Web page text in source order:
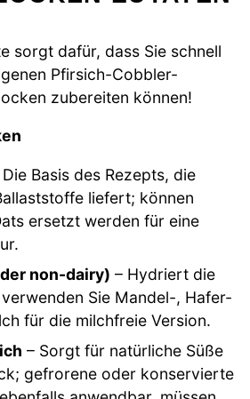
sorgt dafür, dass Sie schnell
Pfirsich-Cobbler-
zubereiten können!
Die Basis des Rezepts, die
liefert; können
ersetzt werden für eine
non-dairy) – Hydriert die
Sie Mandel-, Hafer-
für die milchfreie Version.
– Sorgt für natürliche Süße
gefrorene oder konservierte